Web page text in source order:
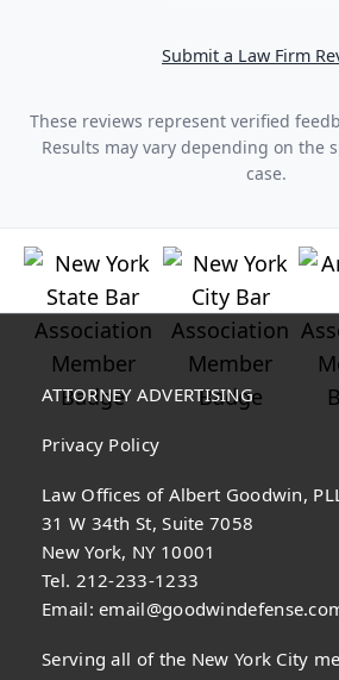
Submit a Law Firm
These reviews represent verified
Results may vary depending on the
case.
ATTORNEY ADVERTISING
Privacy Policy
Law Offices of Albert Goodwin,
31 W 34th St, Suite 7058
New York, NY 10001
Tel. 212-233-1233
Email:
Serving all of the New York City